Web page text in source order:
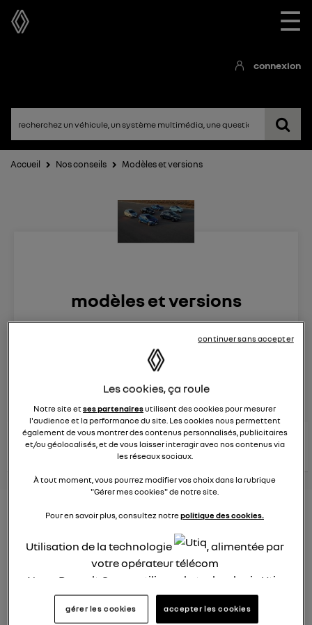
☰
connexion
Accueil Nos conseils Modèles et versions
modèles et versions
13:15
Véhicules
posez une question
conseils Renault
consultez les
conseils
similaires
voir tous les
conseils
Nouveau modèle électrique
Renault 2022
13:26
Quel est le nouveau modèle électrique Renault cette
Les cookies, ça roule
Notre site etses partenairesutilisent des cookies pour mesurer
l'audience et la performance du site. Les cookies nous permettent
également de vous montrer des contenus personnalisés, publicitaires
et/ou géolocalisés, et de vous laisser interagir avec nos contenus via
les réseaux sociaux.
À tout moment, vous pourrez modifier vos choix dans la rubrique
"Gérer mes cookies" de notre site.
Pour en savoir plus, consultez notrepolitique des cookies.
Utilisation de la technologie
, alimentée par
votre opérateur télécom
Nous, Renault Group, utilisons la technologie Utiq
pour nos activités digitales (telles que décrites
dans cette notice de consentement) et liées à
gérer les cookies accepter les cookies
continuer sans accepter